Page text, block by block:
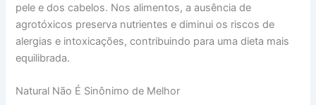
pele e dos cabelos. Nos alimentos, a ausência de
agrotóxicos preserva nutrientes e diminui os riscos de
alergias e intoxicações, contribuindo para uma dieta mais
equilibrada.
Natural Não É Sinônimo de Melhor